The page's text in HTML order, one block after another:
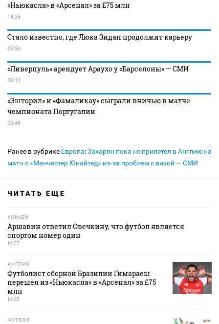
«Ньюкасла» в «Арсенал» за £75 млн
14:35
Стало известно, где Люка Зидан продолжит карьеру
05:59
«Ливерпуль» арендует Араухо у «Барселоны» — СМИ
03:12
«Эшторил» и «Фамаликау» сыграли вничью в матче
чемпионата Португалии
00:48
Ранее в рубрике Европа:Захарян пока не прилетел в Англию на
матч с «Манчестер Юнайтед» из‑за проблем с визой — СМИ
ЧИТАТЬ ЕЩЕ
ХОККЕЙ
Аршавин ответил Овечкину, что футбол является
спортом номер один
14:37
АНГЛИЯ
Футболист сборной Бразилии Гимараеш
перешел из «Ньюкасла» в «Арсенал» за £75
млн
14:35
ФУТБОЛ